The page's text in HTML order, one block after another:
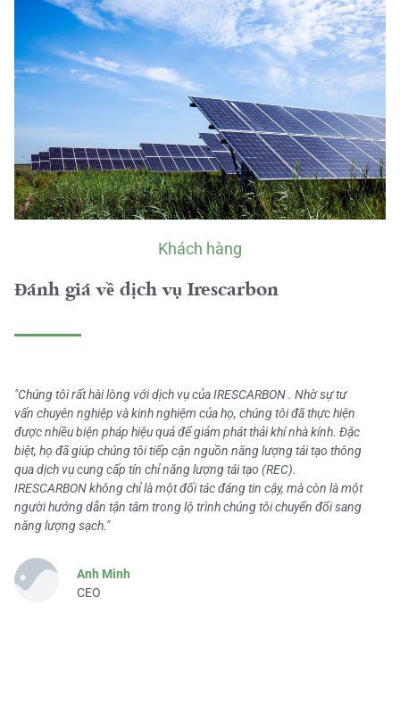
Khách hàng
Đánh giá về dịch vụ Irescarbon
"Chúng tôi rất hài lòng với dịch vụ của IRESCARBON . Nhờ sự tư
vấn chuyên nghiệp và kinh nghiệm của họ, chúng tôi đã thực hiện
được nhiều biện pháp hiệu quả để giảm phát thải khí nhà kính. Đặc
biệt, họ đã giúp chúng tôi tiếp cận nguồn năng lượng tái tạo thông
qua dịch vụ cung cấp tín chỉ năng lượng tái tạo (REC).
IRESCARBON không chỉ là một đối tác đáng tin cậy, mà còn là một
người hướng dẫn tận tâm trong lộ trình chúng tôi chuyển đổi sang
năng lượng sạch."
Anh Minh
CEO